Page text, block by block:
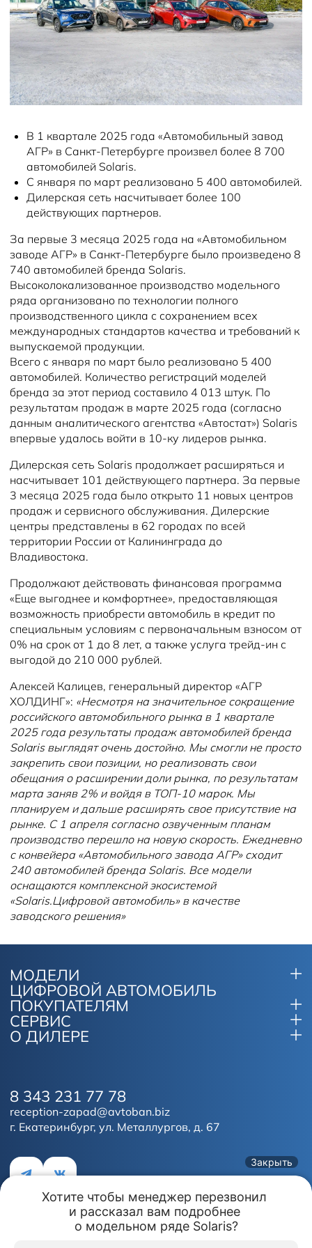
Новости
В 1 квартале 2025 года «Автомобильный завод
АГР» в Санкт-Петербурге произвел более 8 700
автомобилей Solaris.
С января по март реализовано 5 400 автомобилей.
Дилерская сеть насчитывает более 100
действующих партнеров.
За первые 3 месяца 2025 года на «Автомобильном
заводе АГР» в Санкт-Петербурге было произведено 8
740 автомобилей бренда Solaris.
Высоколокализованное производство модельного
ряда организовано по технологии полного
производственного цикла с сохранением всех
международных стандартов качества и требований к
выпускаемой продукции.
Всего с января по март было реализовано 5 400
автомобилей. Количество регистраций моделей
бренда за этот период составило 4 013 штук. По
результатам продаж в марте 2025 года (согласно
данным аналитического агентства «Автостат») Solaris
впервые удалось войти в 10-ку лидеров рынка.
Дилерская сеть Solaris продолжает расширяться и
насчитывает 101 действующего партнера. За первые
3 месяца 2025 года было открыто 11 новых центров
продаж и сервисного обслуживания. Дилерские
центры представлены в 62 городах по всей
территории России от Калининграда до
Владивостока.
Продолжают действовать финансовая программа
«Еще выгоднее и комфортнее», предоставляющая
возможность приобрести автомобиль в кредит по
специальным условиям с первоначальным взносом от
0% на срок от 1 до 8 лет, а также услуга трейд-ин с
выгодой до 210 000 рублей.
Алексей Калицев, генеральный директор «АГР
ХОЛДИНГ»: «Несмотря на значительное сокращение
российского автомобильного рынка в 1 квартале
2025 года результаты продаж автомобилей бренда
Solaris выглядят очень достойно. Мы смогли не просто
закрепить свои позиции, но реализовать свои
обещания о расширении доли рынка, по результатам
марта заняв 2% и войдя в ТОП-10 марок. Мы
планируем и дальше расширять свое присутствие на
рынке. С 1 апреля согласно озвученным планам
производство перешло на новую скорость. Ежедневно
с конвейера «Автомобильного завода АГР» сходит
240 автомобилей бренда Solaris. Все модели
оснащаются комплексной экосистемой
«Solaris.Цифровой автомобиль» в качестве
заводского решения»
МОДЕЛИ
ЦИФРОВОЙ АВТОМОБИЛЬ
ПОКУПАТЕЛЯМ
СЕРВИС
О ДИЛЕРЕ
г. Екатеринбург, ул. Металлургов, д. 67
8 343 231 77 78
reception-zapad@avtoban.biz
использует файлы куки (cookies) для хранения
Закрыть
Хотите чтобы менеджер перезвонил
и рассказал вам подробнее
о модельном ряде Solaris?
Обмен авто Акции Заказать
Акции и Спецпредложения